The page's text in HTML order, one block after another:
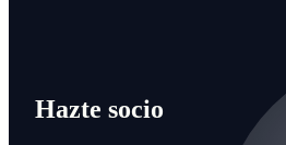
Hazte socio